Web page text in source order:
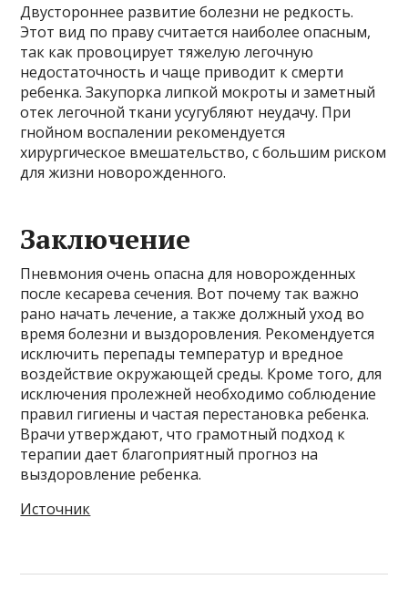
Двустороннее развитие болезни не редкость.
Этот вид по праву считается наиболее опасным,
так как провоцирует тяжелую легочную
недостаточность и чаще приводит к смерти
ребенка. Закупорка липкой мокроты и заметный
отек легочной ткани усугубляют неудачу. При
гнойном воспалении рекомендуется
хирургическое вмешательство, с большим риском
для жизни новорожденного.
Заключение
Пневмония очень опасна для новорожденных
после кесарева сечения. Вот почему так важно
рано начать лечение, а также должный уход во
время болезни и выздоровления. Рекомендуется
исключить перепады температур и вредное
воздействие окружающей среды. Кроме того, для
исключения пролежней необходимо соблюдение
правил гигиены и частая перестановка ребенка.
Врачи утверждают, что грамотный подход к
терапии дает благоприятный прогноз на
выздоровление ребенка.
Источник